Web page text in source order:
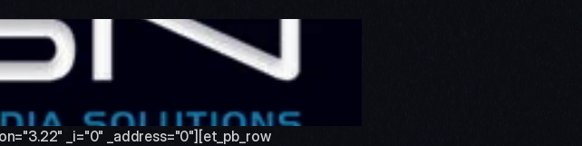
_i="0" _address="0"][et_pb_row